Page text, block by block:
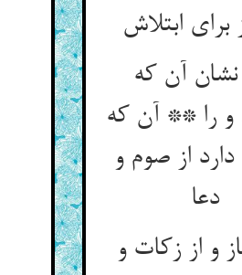
برای ابتلاش‏
آن که
و را ** آن که
از صوم و
دعا
و از زکات و